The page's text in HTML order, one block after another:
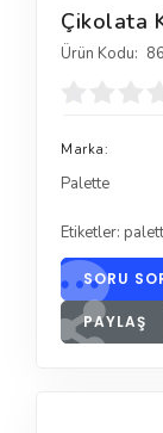
Çikolata
Ürün Kodu:
Marka:
Palette
Etiketler:
SORU
PAYLAŞ